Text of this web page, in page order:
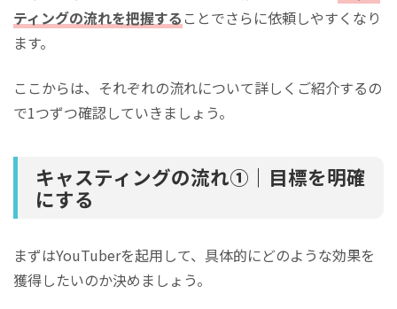
ティングの流れを把握する ことでさらに依頼しやすくなり
ます。
ここからは、それぞれの流れについて詳しくご紹介するの
で1つずつ確認していきましょう。
キャスティングの流れ①｜目標を明確
にする
まずはYouTuberを起用して、具体的にどのような効果を
獲得したいのか決めましょう。